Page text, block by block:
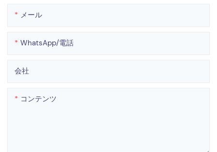
メール
WhatsApp/電話
会社
コンテンツ